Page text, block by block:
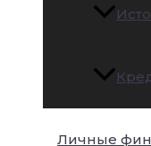
Личные